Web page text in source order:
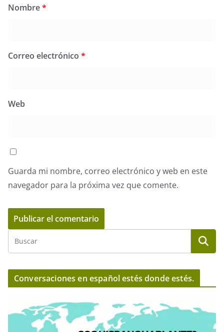
Nombre*
Correo electrónico *
Web
Guarda mi nombre, correo electrónico y web en este
navegador para la próxima vez que comente.
Conversaciones en español estés donde estés.
e